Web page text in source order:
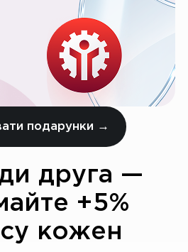
подарунки →
друга —
+5%
кожен